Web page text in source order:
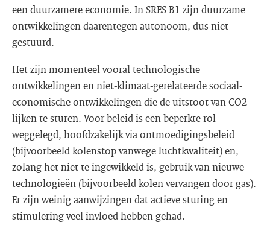
een duurzamere economie. In SRES B1 zijn duurzame
ontwikkelingen daarentegen autonoom, dus niet
gestuurd.
Het zijn momenteel vooral technologische
ontwikkelingen en niet-klimaat-gerelateerde sociaal-
economische ontwikkelingen die de uitstoot van CO2
lijken te sturen. Voor beleid is een beperkte rol
weggelegd, hoofdzakelijk via ontmoedigingsbeleid
(bijvoorbeeld kolenstop vanwege luchtkwaliteit) en,
zolang het niet te ingewikkeld is, gebruik van nieuwe
technologieën (bijvoorbeeld kolen vervangen door gas).
Er zijn weinig aanwijzingen dat actieve sturing en
stimulering veel invloed hebben gehad.